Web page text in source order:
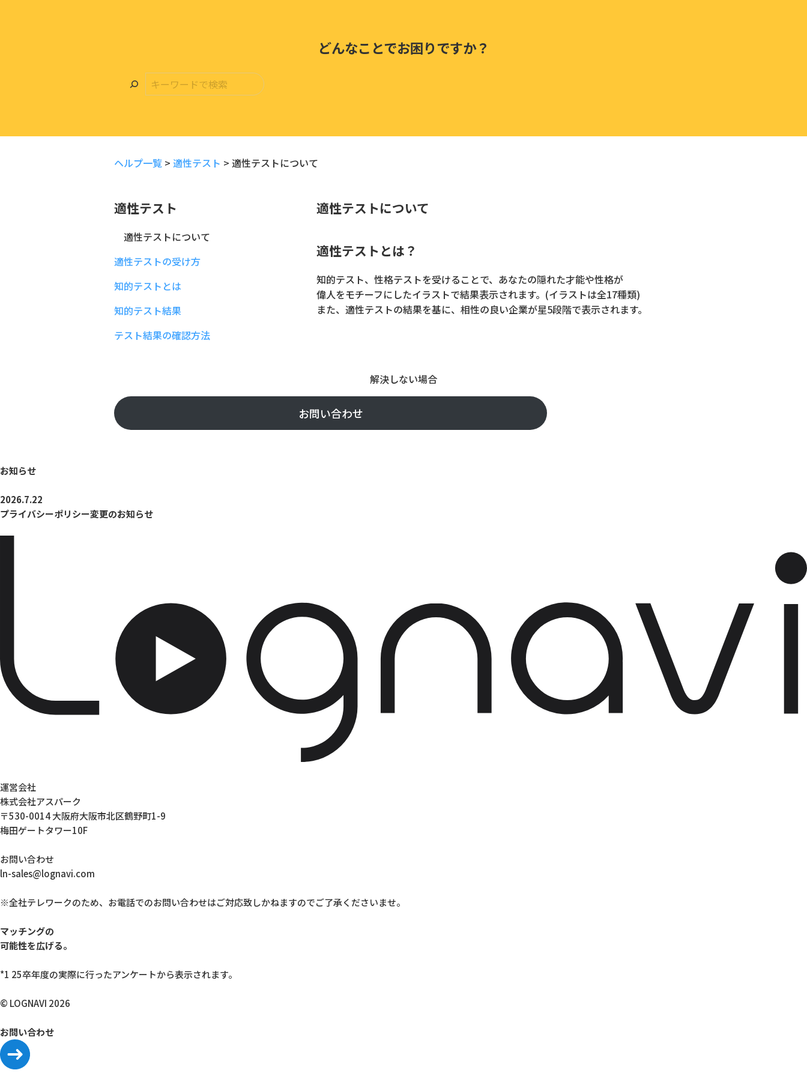
どんなことでお困りですか？
ヘルプ一覧 > 適性テスト > 適性テストについて
適性テスト
適性テストについて
適性テストの受け方
知的テストとは
知的テスト結果
テスト結果の確認方法
適性テストについて
適性テストとは？
知的テスト、性格テストを受けることで、あなたの隠れた才能や性格が
偉人をモチーフにしたイラストで結果表示されます。(イラストは全17種類)
また、適性テストの結果を基に、相性の良い企業が星5段階で表示されます。
解決しない場合
お問い合わせ
お知らせ
2026.7.22
プライバシーポリシー変更のお知らせ
運営会社
株式会社アスパーク
〒530-0014 大阪府大阪市北区鶴野町1-9
梅田ゲートタワー10F
お問い合わせ
ln-sales@lognavi.com
※全社テレワークのため、お電話でのお問い合わせはご対応致しかねますのでご了承くださいませ。
マッチングの
可能性を広げる。
*1 25卒年度の実際に行ったアンケートから表示されます。
© LOGNAVI 2026
お問い合わせ